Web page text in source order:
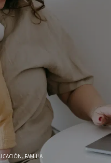
, FAMILIA